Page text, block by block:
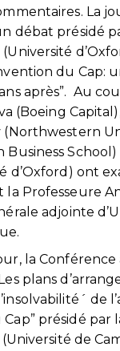
La
débat présidé
du Cap:
après”. Au
(Boeing
(Northwestern
Business
d’Oxford) ont
Professeure
adjointe
la
plans
de
présidé par
de